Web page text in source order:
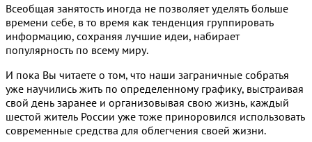
Всеобщая занятость иногда не позволяет уделять больше
времени себе, в то время как тенденция группировать
информацию, сохраняя лучшие идеи, набирает
популярность по всему миру.
И пока Вы читаете о том, что наши заграничные собратья
уже научились жить по определенному графику, выстраивая
свой день заранее и организовывая свою жизнь, каждый
шестой житель России уже тоже приноровился использовать
современные средства для облегчения своей жизни.